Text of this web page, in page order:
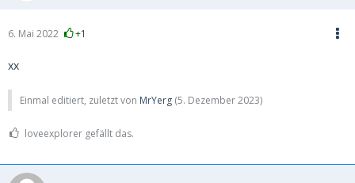
6. Mai 2022 +1
xx
Einmal editiert, zuletzt von MrYerg (5. Dezember 2023)
loveexplorer gefällt das.